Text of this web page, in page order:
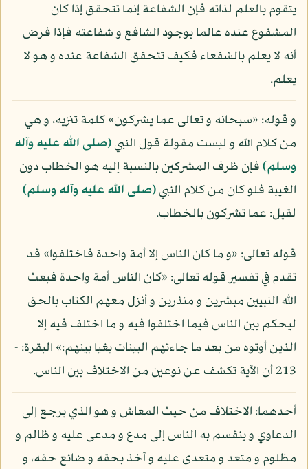
يتقوم بالعلم لذاته فإن الشفاعة إنما تتحقق إذا كان
المشفوع عنده عالما بوجود الشافع و شفاعته فإذا فرض
أنه لا يعلم بالشفعاء فكيف تتحقق الشفاعة عنده و هو لا
يعلم.
و قوله: «سبحانه و تعالى عما يشركون» كلمة تنزيه، و هي
من كلام الله و ليست مقولة قول النبي(صلى الله عليه وآله
وسلم)فإن ظرف المشركين بالنسبة إليه هو الخطاب دون
الغيبة فلو كان من كلام النبي(صلى الله عليه وآله وسلم)
لقيل: عما تشركون بالخطاب.
قوله تعالى: «و ما كان الناس إلا أمة واحدة فاختلفوا» قد
تقدم في تفسير قوله تعالى: «كان الناس أمة واحدة فبعث
الله النبيين مبشرين و منذرين و أنزل معهم الكتاب بالحق
ليحكم بين الناس فيما اختلفوا فيه و ما اختلف فيه إلا
الذين أوتوه من بعد ما جاءتهم البينات بغيا بينهم:» البقرة: -
213 أن الآية تكشف عن نوعين من الاختلاف بين الناس.
أحدهما: الاختلاف من حيث المعاش و هو الذي يرجع إلى
الدعاوي و ينقسم به الناس إلى مدع و مدعى عليه و ظالم و
مظلوم و متعد و متعدى عليه و آخذ بحقه و ضائع حقه، و